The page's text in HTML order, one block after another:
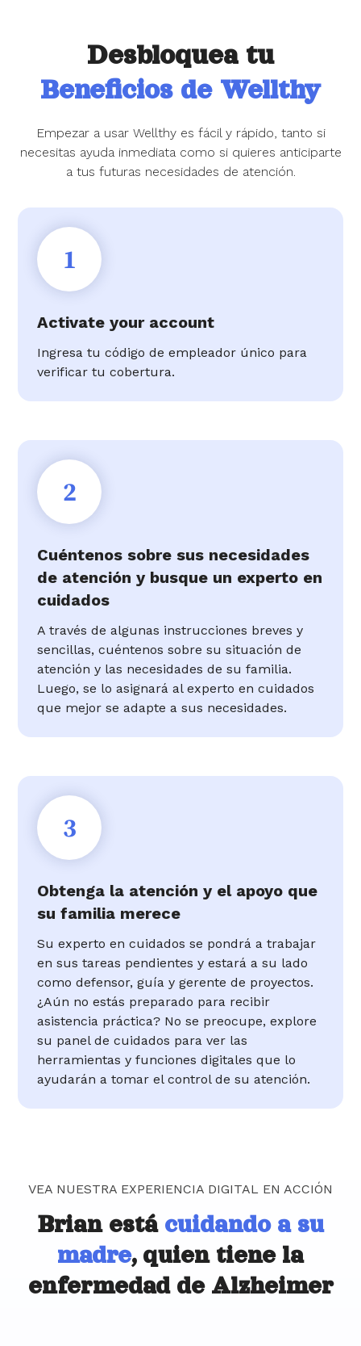
Desbloquea tu
Beneficios de Wellthy
Empezar a usar Wellthy es fácil y rápido, tanto si
necesitas ayuda inmediata como si quieres anticiparte
a tus futuras necesidades de atención.
1
Activate your account
Ingresa tu código de empleador único para
verificar tu cobertura.
2
Cuéntenos sobre sus necesidades
de atención y busque un experto en
cuidados
A través de algunas instrucciones breves y
sencillas, cuéntenos sobre su situación de
atención y las necesidades de su familia.
Luego, se lo asignará al experto en cuidados
que mejor se adapte a sus necesidades.
3
Obtenga la atención y el apoyo que
su familia merece
Su experto en cuidados se pondrá a trabajar
en sus tareas pendientes y estará a su lado
como defensor, guía y gerente de proyectos.
¿Aún no estás preparado para recibir
asistencia práctica? No se preocupe, explore
su panel de cuidados para ver las
herramientas y funciones digitales que lo
ayudarán a tomar el control de su atención.
VEA NUESTRA EXPERIENCIA DIGITAL EN ACCIÓN
Brian está cuidando a su
madre, quien tiene la
enfermedad de Alzheimer